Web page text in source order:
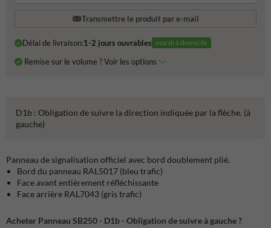
Transmettre le produit par e-mail
Délai de livraison:1-2 jours ouvrables mardi à domicile
Remise sur le volume ? Voir les options
D1b : Obligation de suivre la direction indiquée par la flèche. (à
gauche)
Panneau de signalisation officiel avec bord doublement plié.
Bord du panneau RAL5017 (bleu trafic)
Face avant entièrement réfléchissante
Face arrière RAL7043 (gris trafic)
Acheter Panneau SB250 - D1b - Obligation de suivre à gauche ?